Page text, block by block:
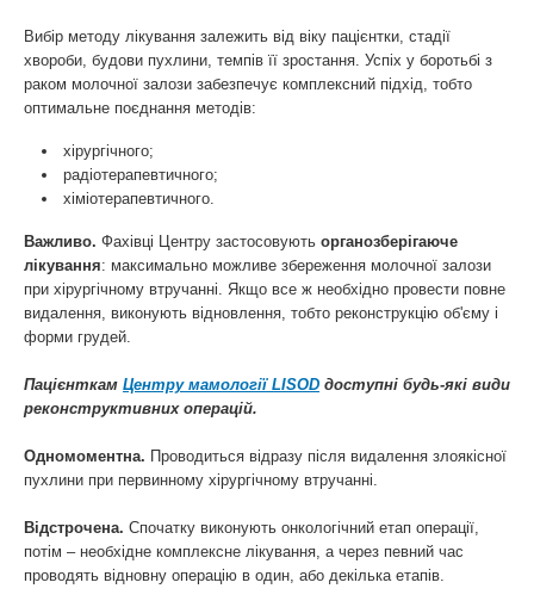
Вибір методу лікування залежить від віку пацієнтки, стадії
хвороби, будови пухлини, темпів її зростання. Успіх у боротьбі з
раком молочної залози забезпечує комплексний підхід, тобто
оптимальне поєднання методів:
хірургічного;
радіотерапевтичного;
хіміотерапевтичного.
Важливо. Фахівці Центру застосовують органозберігаюче
лікування: максимально можливе збереження молочної залози
при хірургічному втручанні. Якщо все ж необхідно провести повне
видалення, виконують відновлення, тобто реконструкцію об'єму і
форми грудей.
Пацієнткам Центру мамології LISOD доступні будь-які види
реконструктивних операцій.
Одномоментна. Проводиться відразу після видалення злоякісної
пухлини при первинному хірургічному втручанні.
Відстрочена. Спочатку виконують онкологічний етап операції,
потім – необхідне комплексне лікування, а через певний час
проводять відновну операцію в один, або декілька етапів.